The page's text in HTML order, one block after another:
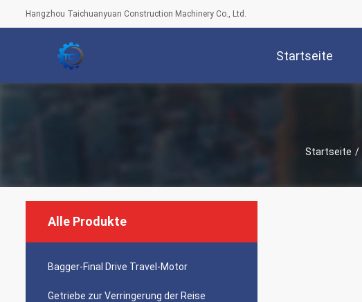
Hangzhou Taichuanyuan Construction Machinery Co., Ltd.
Startseite
Startseite /
Alle Produkte
Bagger-Final Drive Travel-Motor
Getriebe zur Verringerung der Reise